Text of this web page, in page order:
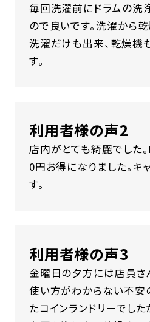
毎回洗濯前にドラムの洗
ので良いです。洗濯から
洗濯だけも出来、乾燥機
す。
利用者様の声2
店内がとても綺麗でした
0円お得になりました。キ
す。
利用者様の声3
金曜日の夕方には店員さ
使い方がわからない不安
たコインランドリーでし